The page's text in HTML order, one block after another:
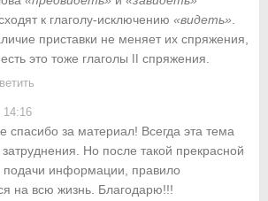
к глаголу-исключению «видеть»
приставки не меняет их спряжения,
это тоже глаголы
спряжения.
14:16
спасибо за материал! Всегда эта тема
Но после такой прекрасной
подачи информации, правило
на всю жизнь. Благодарю!!!